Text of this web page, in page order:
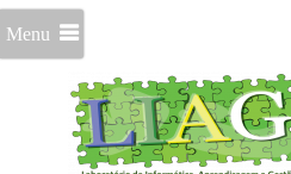
Menu